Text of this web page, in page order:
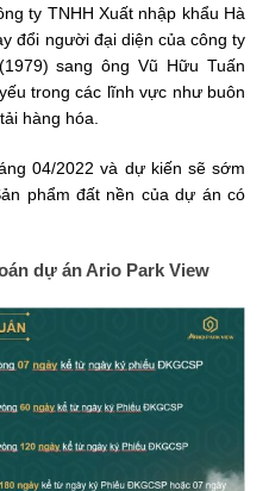
ty TNHH Xuất nhập khẩu Hà
đổi người đại diện của công ty
sang ông Vũ Hữu Tuấn
trong các lĩnh vực như buôn
hàng hóa.
04/2022 và dự kiến sẽ sớm
phẩm đất nền của dự án có
dự án Ario Park View